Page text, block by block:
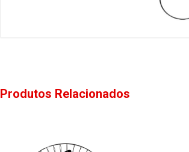
Produtos Relacionados